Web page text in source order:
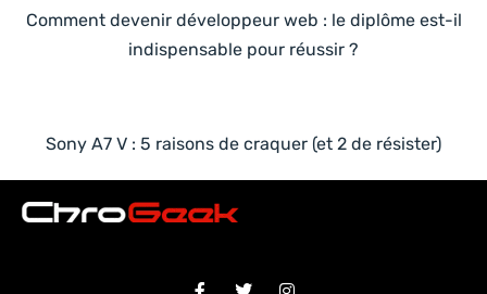
Comment devenir développeur web : le diplôme est-il
indispensable pour réussir ?
Sony A7 V : 5 raisons de craquer (et 2 de résister)